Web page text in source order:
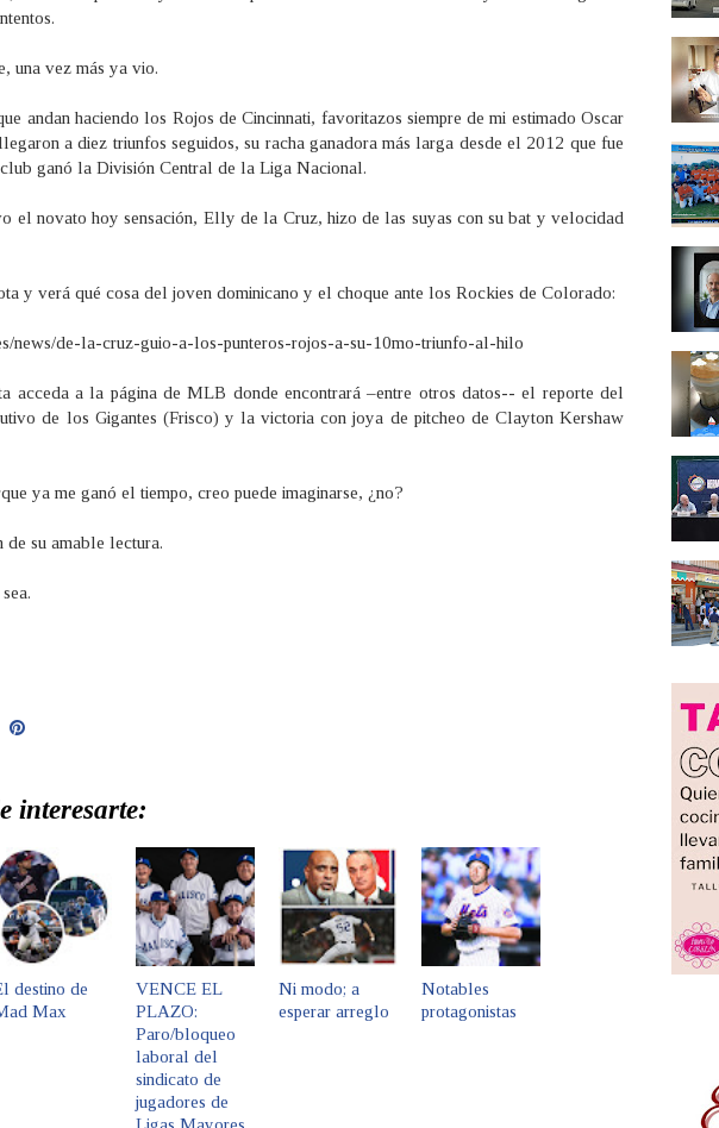
una vez más ya vio.
andan haciendo los Rojos de Cincinnati, favoritazos siempre de mi estimado Oscar
a diez triunfos seguidos, su racha ganadora más larga desde el 2012 que fue
ganó la División Central de la Liga Nacional.
el novato hoy sensación, Elly de la Cruz, hizo de las suyas con su bat y velocidad
y verá qué cosa del joven dominicano y el choque ante los Rockies de Colorado:
news/de-la-cruz-guio-a-los-punteros-rojos-a-su-10mo-triunfo-al-hilo
acceda a la página de MLB donde encontrará –entre otros datos-- el reporte del
de los Gigantes (Frisco) y la victoria con joya de pitcheo de Clayton Kershaw
ya me ganó el tiempo, creo puede imaginarse, ¿no?
de su amable lectura.
interesarte:
destino de
Max
VENCE EL
PLAZO:
Paro/bloqueo
laboral del
sindicato de
jugadores de
Ni modo; a
esperar arreglo
Notables
protagonistas